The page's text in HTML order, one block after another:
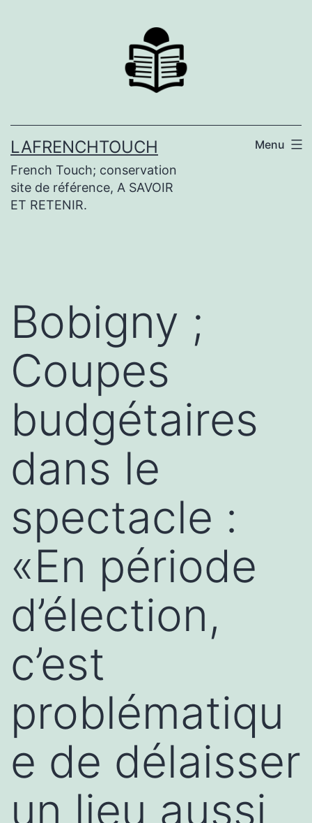
LAFRENCHTOUCH
French Touch; conservation
site de référence, A SAVOIR
ET RETENIR.
Menu
Bobigny ;
Coupes
budgétaires
dans le
spectacle :
«En période
d’élection,
c’est
problématiqu
e de délaisser
un lieu aussi